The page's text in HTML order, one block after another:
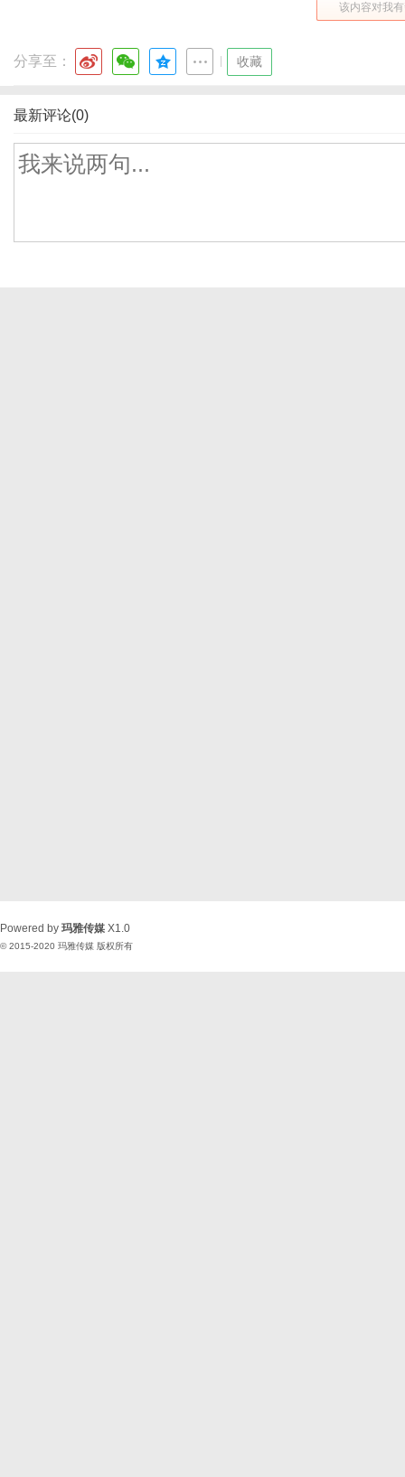
该内容对我
分享至： 收藏
最新评论(0)
Powered by 玛雅传媒 X1.0
© 2015-2020 玛雅传媒 版权所有